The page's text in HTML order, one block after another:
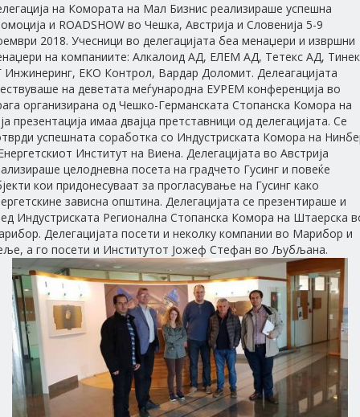
на Комората на Мал Бизнис реализираше успешна
и ROADSHOW во Чешка, Австрија и Словенија 5-9
2018. Учесници во делегацијата беа менаџери и извршни
на компаниите: Алкалоид АД, ЕЛЕМ АД, Тетекс АД,
Инжинеринг, ЕКО Контрол, Вардар Доломит. Делеагацијата
на деветата меѓународна ЕУРЕМ конференција во
организирана од Чешко-Германската Стопанска Комора на
презентација имаа двајца претставници од делегацијата. Се
успешната соработка со Индустриската Комора на
Институт на Виена. Делегацијата во Австрија
целодневна посета на градчето Гусинг и повеќе
кои придонесуваат за прогласување на Гусинг како
зависна општина. Делегацијата се презентираше и
Индустриската Регионална Стопанска Комора на Штаерска
Делегацијата посети и неколку компании во Марибор и
а го посети и Институтот Јожеф Стефан во Љубљана.